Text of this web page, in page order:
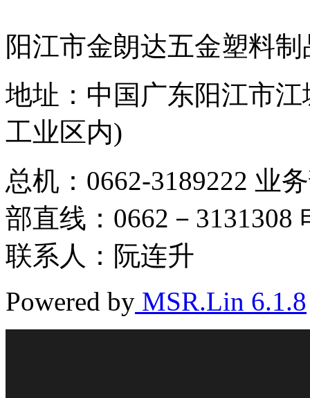
阳江市金朗达五金塑料
地址：中国广东阳江市
工业区内)
总机：0662-3189222 业
部直线：0662－3131308
联系人：阮连升
Powered by MSR.Lin 6.1.8